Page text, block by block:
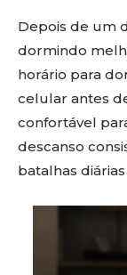
Depois de um
dormindo
horário para
celular antes
confortável
descanso
batalhas